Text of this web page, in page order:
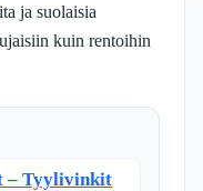
ja suolaisia
kuin rentoihin
– Tyylivinkit